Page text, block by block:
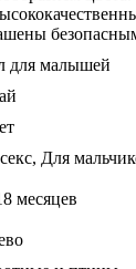
для малышей
Для
месяцев